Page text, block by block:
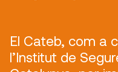
El Cateb, com a
l’Institut de